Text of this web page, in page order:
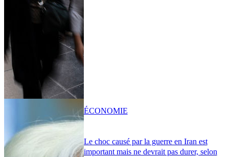
Le choc causé par la guerre en Iran est
important mais ne devrait pas durer, selon
ÉCONOMIE